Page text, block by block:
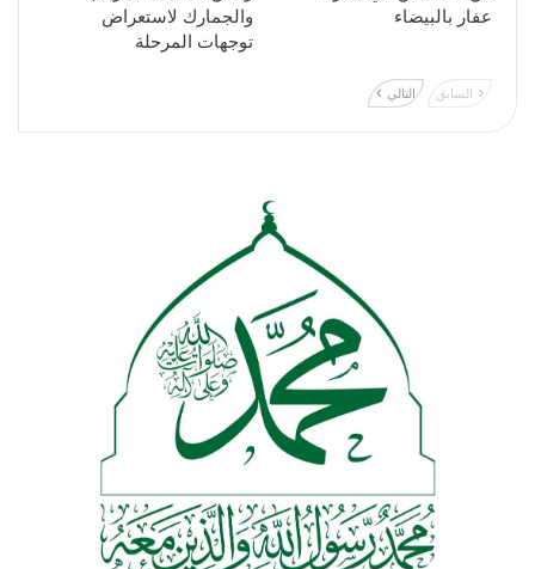
عفار بالبيضاء
والجمارك لاستعراض
توجهات المرحلة
السابق التالي